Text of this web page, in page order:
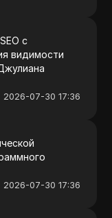
с
видимости
2026-07-30 17:36
2026-07-30 17:36